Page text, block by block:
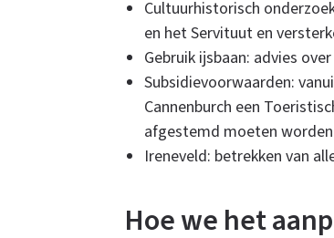
Cultuurhistorisch
en het Servituut en
Gebruik ijsbaan: advies
Subsidievoorwaarden:
Cannenburch een
afgestemd moeten
Ireneveld: betrekken van
Hoe we het